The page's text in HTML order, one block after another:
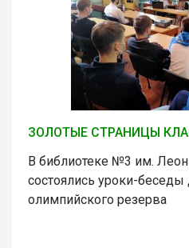
ЗОЛОТЫЕ СТРАНИЦЫ
В библиотеке №3 им.
состоялись уроки-
олимпийского резерва